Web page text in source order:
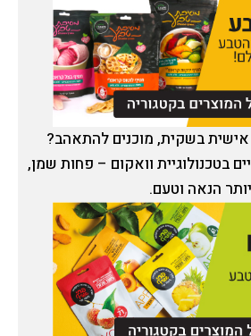
בשקית, מוכנים להתאהב?
בטכנולוגיית וואקום – פחות שמן,
יותר הנאה וטעם.